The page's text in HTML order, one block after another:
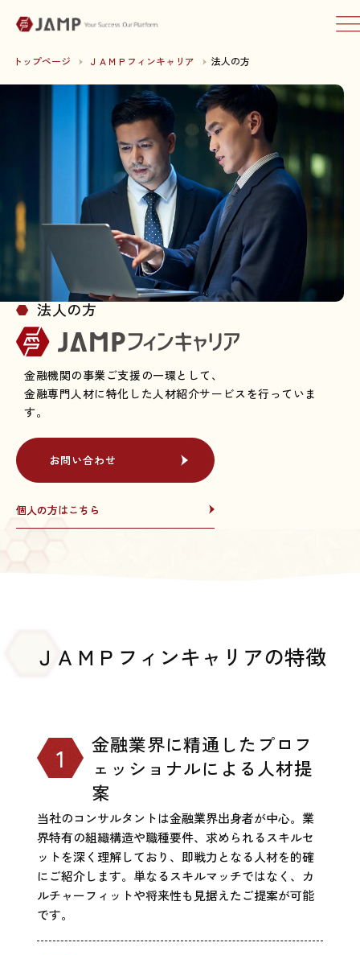
トップページ ＪＡＭＰフィンキャリア 法人の方
法人の方
金融機関の事業ご支援の一環として、
金融専門人材に特化した人材紹介サービスを行っていま
す。
お問い合わせ
お問い合わせ
個人の方はこちら
個人の方はこちら
ＪＡＭＰフィンキャリアの特徴
金融業界に精通したプロフ
ェッショナルによる人材提
案
当社のコンサルタントは金融業界出身者が中心。業
界特有の組織構造や職種要件、求められるスキルセ
ットを深く理解しており、即戦力となる人材を的確
にご紹介します。単なるスキルマッチではなく、カ
ルチャーフィットや将来性も見据えたご提案が可能
です。